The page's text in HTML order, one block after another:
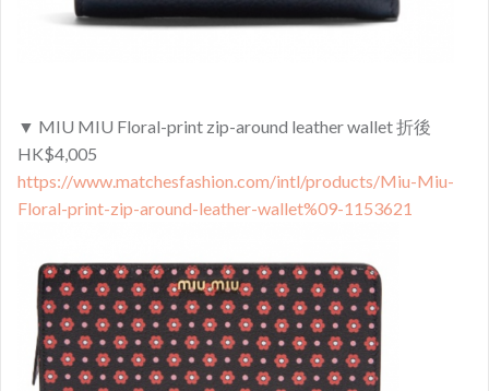
▼ MIU MIU Floral-print zip-around leather wallet 折後
HK$4,005
https://www.matchesfashion.com/intl/products/Miu-Miu-
Floral-print-zip-around-leather-wallet%09-1153621